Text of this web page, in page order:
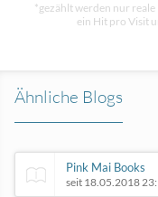
*gezählt werden nur
ein Hit pro Visit
Ähnliche Blogs
Pink Mai Books
seit 18.05.2018